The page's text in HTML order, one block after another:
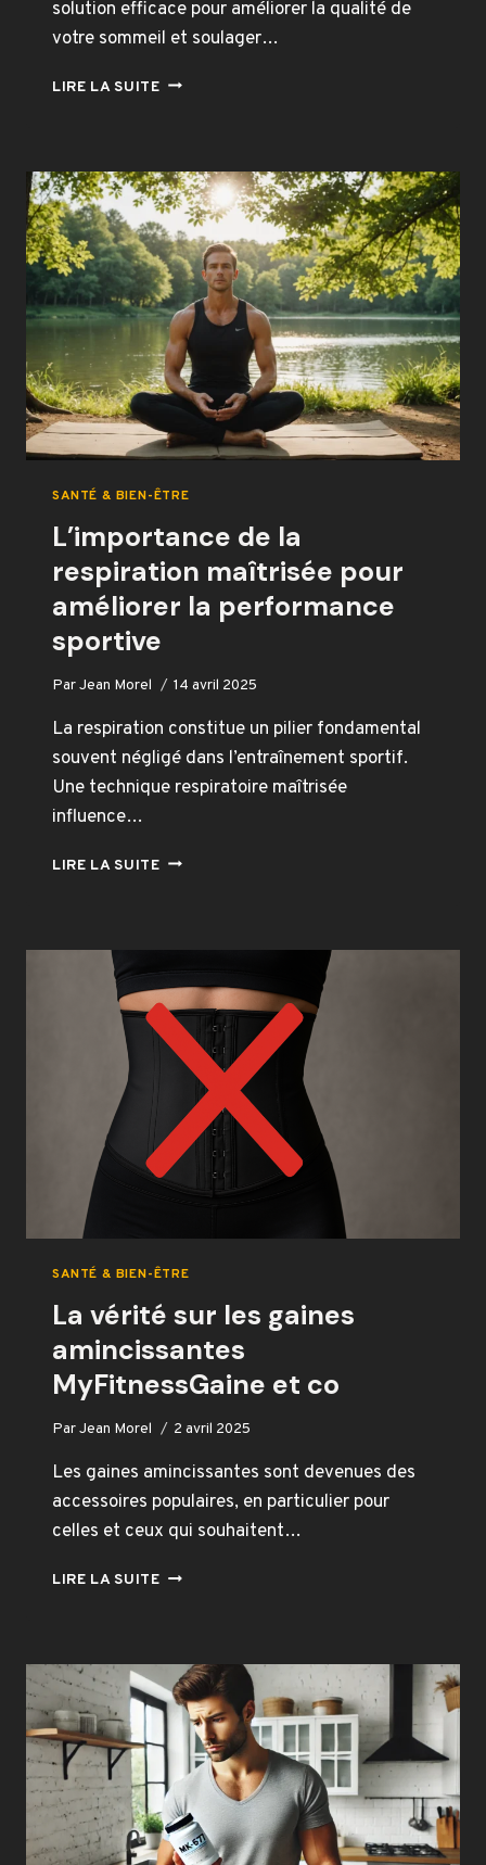
solution efficace pour améliorer la qualité de
votre sommeil et soulager…
LIRE LA SUITEAMÉLIOREZ
DÉCOUVREZ
LES
BIENFAITS
DES
OREILLERS
ERGONOMIQUES
SANTÉ & BIEN-ÊTRE
L’importance de la
respiration maîtrisée pour
améliorer la performance
sportive
ParJean Morel 14 avril 2025
La respiration constitue un pilier fondamental
souvent négligé dans l’entraînement sportif.
Une technique respiratoire maîtrisée
influence…
LIRE LA SUITEL’IMPORTANCE
MAÎTRISÉE
AMÉLIORER
LA
PERFORMANCE
SPORTIVE
SANTÉ & BIEN-ÊTRE
La vérité sur les gaines
amincissantes
MyFitnessGaine et co
ParJean Morel 2 avril 2025
Les gaines amincissantes sont devenues des
accessoires populaires, en particulier pour
celles et ceux qui souhaitent…
LIRE LA SUITELA
GAINES
AMINCISSANTES
MYFITNESSGAINE
CO